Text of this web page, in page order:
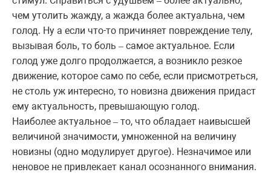
чем утолить жажду, а жажда более актуальна, чем
голод. Ну а если что-то причиняет повреждение телу,
вызывая боль, то боль – самое актуальное. Если
голод уже долго продолжается, а возникло резкое
движение, которое само по себе, если присмотреться,
не столь уж интересно, то новизна движения придаст
ему актуальность, превышающую голод.
Наиболее актуальное – то, что обладает наивысшей
величиной значимости, умноженной на величину
новизны (одно модулирует другое). Незначимое или
неновое не привлекает канал осознанного внимания.